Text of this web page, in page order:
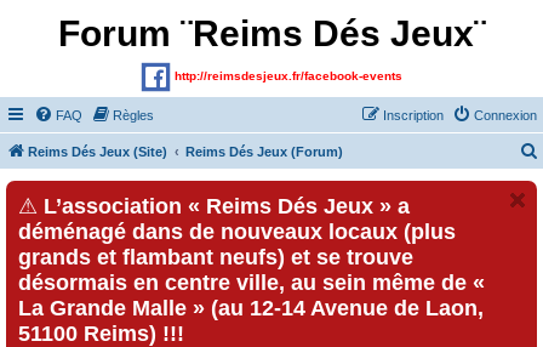
Forum ¨Reims Dés Jeux¨
http://reimsdesjeux.fr/facebook-events
FAQ Règles Connexion
Inscription
Reims Dés Jeux (Site) Reims Dés Jeux (Forum)
⚠ L’association « Reims Dés Jeux » a
déménagé dans de nouveaux locaux (plus
grands et flambant neufs) et se trouve
désormais en centre ville, au sein même de «
La Grande Malle » (au 12-14 Avenue de Laon,
51100 Reims) !!!